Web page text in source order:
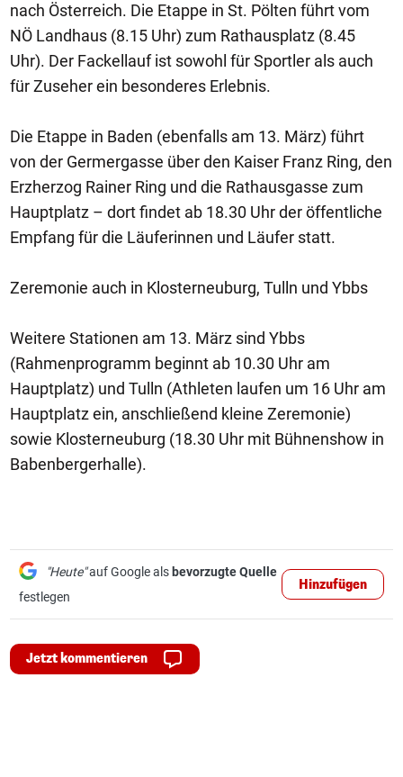
nach Österreich. Die Etappe in St. Pölten führt vom
NÖ Landhaus (8.15 Uhr) zum Rathausplatz (8.45
Uhr). Der Fackellauf ist sowohl für Sportler als auch
für Zuseher ein besonderes Erlebnis.
Die Etappe in Baden (ebenfalls am 13. März) führt
von der Germergasse über den Kaiser Franz Ring, den
Erzherzog Rainer Ring und die Rathausgasse zum
Hauptplatz – dort findet ab 18.30 Uhr der öffentliche
Empfang für die Läuferinnen und Läufer statt.
Zeremonie auch in Klosterneuburg, Tulln und Ybbs
Weitere Stationen am 13. März sind Ybbs
(Rahmenprogramm beginnt ab 10.30 Uhr am
Hauptplatz) und Tulln (Athleten laufen um 16 Uhr am
Hauptplatz ein, anschließend kleine Zeremonie)
sowie Klosterneuburg (18.30 Uhr mit Bühnenshow in
Babenbergerhalle).
"Heute"auf Google als bevorzugte Quelle
festlegen
Hinzufügen
Jetzt kommentieren